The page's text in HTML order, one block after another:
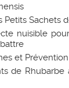
Petits Sachets
nuisible
et Prévention
de